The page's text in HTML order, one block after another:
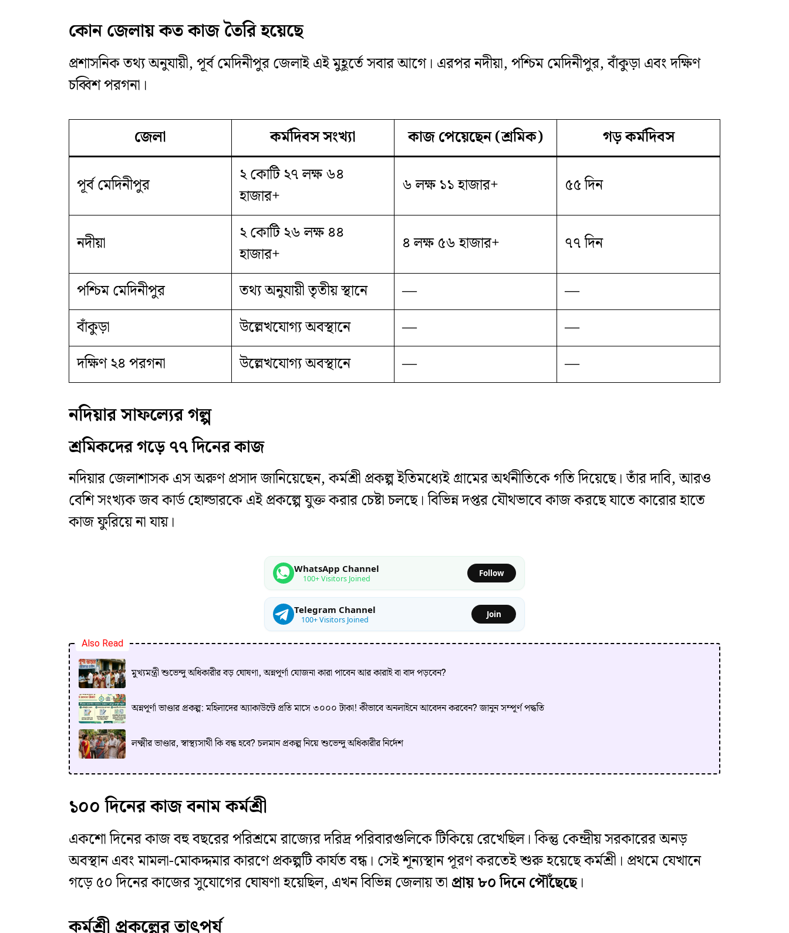
কোন জেলায় কত কাজ তৈরি হয়েছে
প্রশাসনিক তথ্য অনুযায়ী, পূর্ব মেদিনীপুর জেলাই এই মুহূর্তে সবার আগে। এরপর নদীয়া, পশ্চিম মেদিনীপুর, বাঁকুড়া এবং দক্ষিণ
চব্বিশ পরগনা।
জেলা কর্মদিবস সংখ্যা কাজ পেয়েছেন (শ্রমিক) গড় কর্মদিবস
পূর্ব মেদিনীপুর
২ কোটি ২৭ লক্ষ ৬৪
হাজার+
৬ লক্ষ ১১ হাজার+ ৫৫ দিন
নদীয়া
২ কোটি ২৬ লক্ষ ৪৪
হাজার+
৪ লক্ষ ৫৬ হাজার+ ৭৭ দিন
পশ্চিম মেদিনীপুর তথ্য অনুযায়ী তৃতীয় স্থানে —
—
বাঁকুড়া
উল্লেখযোগ্য অবস্থানে —
—
দক্ষিণ ২৪ পরগনা
উল্লেখযোগ্য অবস্থানে — —
নদিয়ার সাফল্যের গল্প
শ্রমিকদের গড়ে ৭৭ দিনের কাজ
নদিয়ার জেলাশাসক এস অরুণ প্রসাদ জানিয়েছেন, কর্মশ্রী প্রকল্প ইতিমধ্যেই গ্রামের অর্থনীতিকে গতি দিয়েছে। তাঁর দাবি, আরও
বেশি সংখ্যক জব কার্ড হোল্ডারকে এই প্রকল্পে যুক্ত করার চেষ্টা চলছে। বিভিন্ন দপ্তর যৌথভাবে কাজ করছে যাতে কারোর হাতে
কাজ ফুরিয়ে না যায়।
WhatsApp Channel
100+ Visitors Joined
Follow
Telegram Channel
100+ Visitors Joined
Join
Also Read
​মুখ্যমন্ত্রী শুভেন্দু অধিকারীর বড় ঘোষণা, অন্নপূর্ণা যোজনা কারা পাবেন আর কারাই বা বাদ পড়বেন?
অন্নপূর্ণা ভাণ্ডার প্রকল্প: মহিলাদের অ্যাকাউন্টে প্রতি মাসে ৩০০০ টাকা! কীভাবে অনলাইনে আবেদন করবেন? জানুন সম্পূর্ণ পদ্ধতি
লক্ষ্মীর ভাণ্ডার, স্বাস্থ্যসাথী কি বন্ধ হবে? চলমান প্রকল্প নিয়ে শুভেন্দু অধিকারীর নির্দেশ
১০০ দিনের কাজ বনাম কর্মশ্রী
একশো দিনের কাজ বহু বছরের পরিশ্রমে রাজ্যের দরিদ্র পরিবারগুলিকে টিকিয়ে রেখেছিল। কিন্তু কেন্দ্রীয় সরকারের অনড়
অবস্থান এবং মামলা-মোকদ্দমার কারণে প্রকল্পটি কার্যত বন্ধ। সেই শূন্যস্থান পূরণ করতেই শুরু হয়েছে কর্মশ্রী। প্রথমে যেখানে
গড়ে ৫০ দিনের কাজের সুযোগের ঘোষণা হয়েছিল, এখন বিভিন্ন জেলায় তা প্রায় ৮০ দিনে পৌঁছেছে।
কর্মশ্রী প্রকল্পের তাৎপর্য